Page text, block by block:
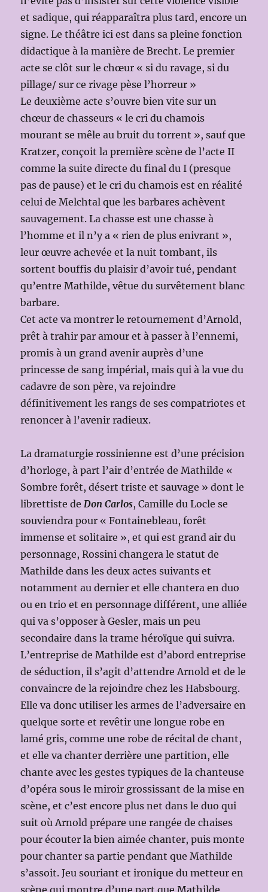
et sadique, qui réapparaîtra plus tard, encore un
signe. Le théâtre ici est dans sa pleine fonction
didactique à la manière de Brecht. Le premier
acte se clôt sur le chœur « si du ravage, si du
pillage/ sur ce rivage pèse l’horreur »
Le deuxième acte s’ouvre bien vite sur un
chœur de chasseurs « le cri du chamois
mourant se mêle au bruit du torrent », sauf que
Kratzer, conçoit la première scène de l’acte II
comme la suite directe du final du I (presque
pas de pause) et le cri du chamois est en réalité
celui de Melchtal que les barbares achèvent
sauvagement. La chasse est une chasse à
l’homme et il n’y a « rien de plus enivrant »,
leur œuvre achevée et la nuit tombant, ils
sortent bouffis du plaisir d’avoir tué, pendant
qu’entre Mathilde, vêtue du survêtement blanc
barbare.
Cet acte va montrer le retournement d’Arnold,
prêt à trahir par amour et à passer à l’ennemi,
promis à un grand avenir auprès d’une
princesse de sang impérial, mais qui à la vue du
cadavre de son père, va rejoindre
définitivement les rangs de ses compatriotes et
renoncer à l’avenir radieux.
La dramaturgie rossinienne est d’une précision
d’horloge, à part l’air d’entrée de Mathilde «
Sombre forêt, désert triste et sauvage » dont le
librettiste deDon Carlos, Camille du Locle se
souviendra pour « Fontainebleau, forêt
immense et solitaire », et qui est grand air du
personnage, Rossini changera le statut de
Mathilde dans les deux actes suivants et
notamment au dernier et elle chantera en duo
ou en trio et en personnage différent, une alliée
qui va s’opposer à Gesler, mais un peu
secondaire dans la trame héroïque qui suivra.
L’entreprise de Mathilde est d’abord entreprise
de séduction, il s’agit d’attendre Arnold et de le
convaincre de la rejoindre chez les Habsbourg.
Elle va donc utiliser les armes de l’adversaire en
quelque sorte et revêtir une longue robe en
lamé gris, comme une robe de récital de chant,
et elle va chanter derrière une partition, elle
chante avec les gestes typiques de la chanteuse
d’opéra sous le miroir grossissant de la mise en
scène, et c’est encore plus net dans le duo qui
suit où Arnold prépare une rangée de chaises
pour écouter la bien aimée chanter, puis monte
pour chanter sa partie pendant que Mathilde
s’assoit. Jeu souriant et ironique du metteur en